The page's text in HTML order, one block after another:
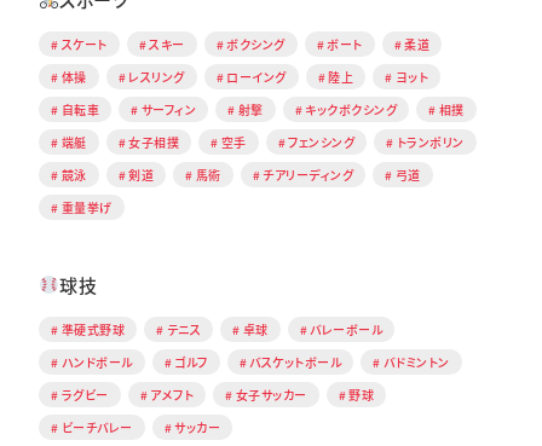
スケート スキー ボクシング ボート
柔道
体操
レスリング ローイング 陸上
ヨット
自転車
サーフィン 射撃 キックボクシング
相撲
端艇
女子相撲 空手 フェンシング
トランポリン
競泳
剣道 馬術 チアリーディング
弓道
重量挙げ
球技
準硬式野球 テニス 卓球
バレーボール
ハンドボール
ゴルフ バスケットボール
バドミントン
ラグビー
アメフト 女子サッカー
野球
ビーチバレー
サッカー